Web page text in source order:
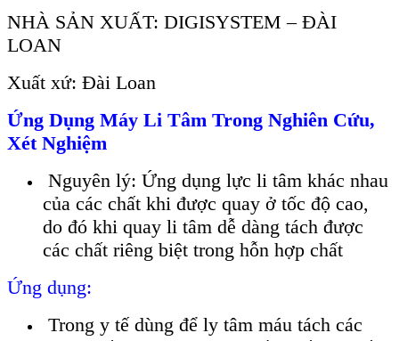
NHÀ SẢN XUẤT: DIGISYSTEM – ĐÀI
LOAN
Xuất xứ: Đài Loan
Ứng Dụng Máy Li Tâm Trong Nghiên Cứu,
Xét Nghiệm
Nguyên lý: Ứng dụng lực li tâm khác nhau
của các chất khi được quay ở tốc độ cao,
do đó khi quay li tâm dễ dàng tách được
các chất riêng biệt trong hỗn hợp chất
Ứng dụng:
Trong y tế dùng để ly tâm máu tách các